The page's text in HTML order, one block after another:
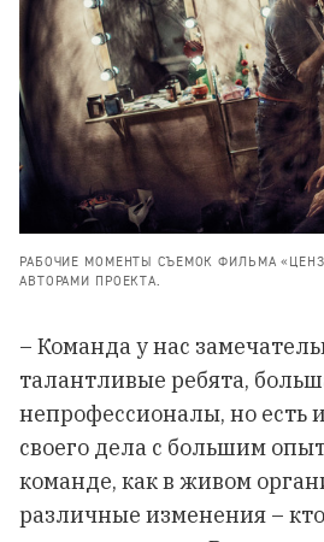
РАБОЧИЕ МОМЕНТЫ СЪЕМОК ФИЛЬМА
АВТОРАМИ ПРОЕКТА.
– Команда у нас
талантливые ребята,
непрофессионалы, но есть
своего дела с большим
команде, как в живом
различные изменения –